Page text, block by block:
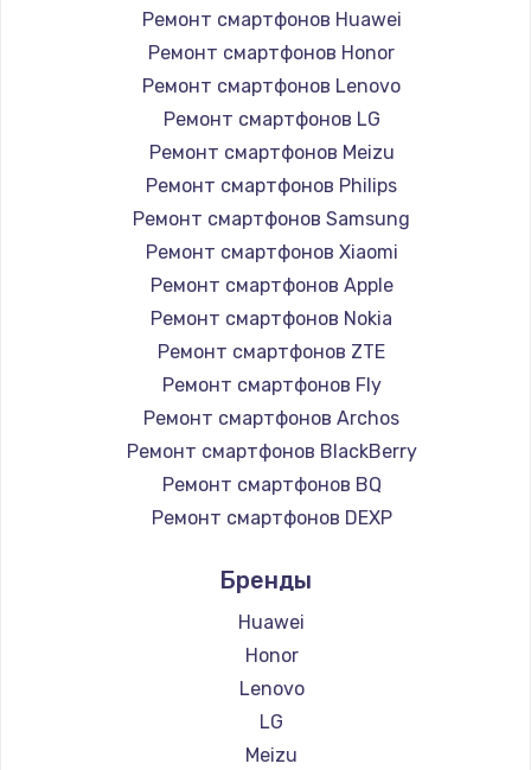
Замена вебкамеры
1260 руб.
Заказать
Ремонт петель крышки
990 руб.
Заказать
Настройка Wi-Fi
1030 руб.
Заказать
Замена шим-контроллера
3900 руб.
Заказать
Замена HDMI
600 руб.
Ремонт смартфонов Huawei
Ремонт смартфонов Honor
Ремонт смартфонов Lenovo
Ремонт смартфонов LG
Ремонт смартфонов Meizu
Ремонт смартфонов Philips
Ремонт смартфонов Samsung
Ремонт смартфонов Xiaomi
Ремонт смартфонов Apple
Ремонт смартфонов Nokia
Ремонт смартфонов ZTE
Ремонт смартфонов Fly
Ремонт смартфонов Archos
Ремонт смартфонов BlackBerry
Ремонт смартфонов BQ
Ремонт смартфонов DEXP
Ремонт смартфонов Ginzzu
Ремонт смартфонов Highscreen
Ремонт смартфонов Irbis
Ремонт смартфонов Kyocera
Ремонт смартфонов LeEco
Ремонт смартфонов OnePlus
Бренды
Huawei
Honor
Lenovo
LG
Meizu